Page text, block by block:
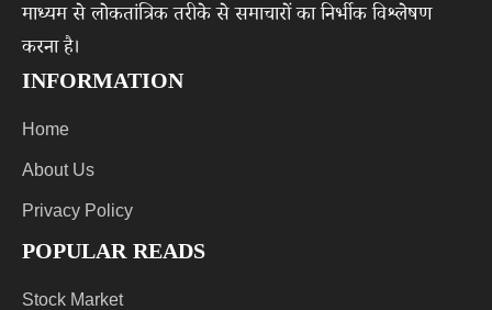
माध्यम से लोकतांत्रिक तरीके से समाचारों का निर्भीक विश्लेषण
करना है।
INFORMATION
Home
About Us
Privacy Policy
POPULAR READS
Stock Market